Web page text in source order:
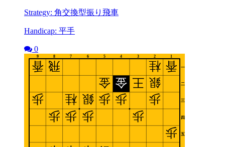
Strategy: 角交換型振り飛車
Handicap: 平手
0